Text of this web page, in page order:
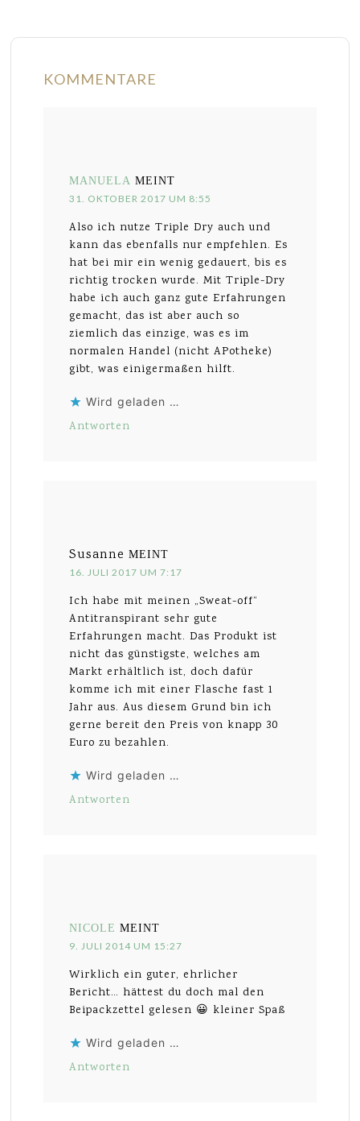
KOMMENTARE
MANUELA MEINT
31. OKTOBER 2017 UM 8:55
Also ich nutze Triple Dry auch und
kann das ebenfalls nur empfehlen. Es
hat bei mir ein wenig gedauert, bis es
richtig trocken wurde. Mit Triple-Dry
habe ich auch ganz gute Erfahrungen
gemacht, das ist aber auch so
ziemlich das einzige, was es im
normalen Handel (nicht APotheke)
gibt, was einigermaßen hilft.
Wird geladen …
Antworten
Susanne MEINT
16. JULI 2017 UM 7:17
Ich habe mit meinen „Sweat-off“
Antitranspirant sehr gute
Erfahrungen macht. Das Produkt ist
nicht das günstigste, welches am
Markt erhältlich ist, doch dafür
komme ich mit einer Flasche fast 1
Jahr aus. Aus diesem Grund bin ich
gerne bereit den Preis von knapp 30
Euro zu bezahlen.
Wird geladen …
Antworten
NICOLE MEINT
9. JULI 2014 UM 15:27
Wirklich ein guter, ehrlicher
Bericht… hättest du doch mal den
Beipackzettel gelesen 😀 kleiner Spaß
Wird geladen …
Antworten